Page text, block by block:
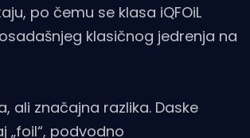
po čemu se klasa iQFOiL
klasičnog jedrenja na
ali značajna razlika. Daske
„foil“, podvodno